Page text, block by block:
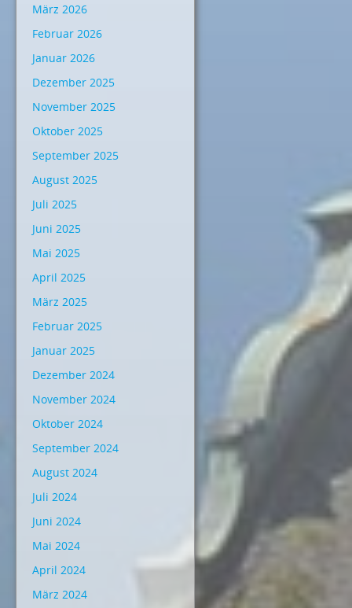
März 2026
Februar 2026
Januar 2026
Dezember 2025
November 2025
Oktober 2025
September 2025
August 2025
Juli 2025
Juni 2025
Mai 2025
April 2025
März 2025
Februar 2025
Januar 2025
Dezember 2024
November 2024
Oktober 2024
September 2024
August 2024
Juli 2024
Juni 2024
Mai 2024
April 2024
März 2024